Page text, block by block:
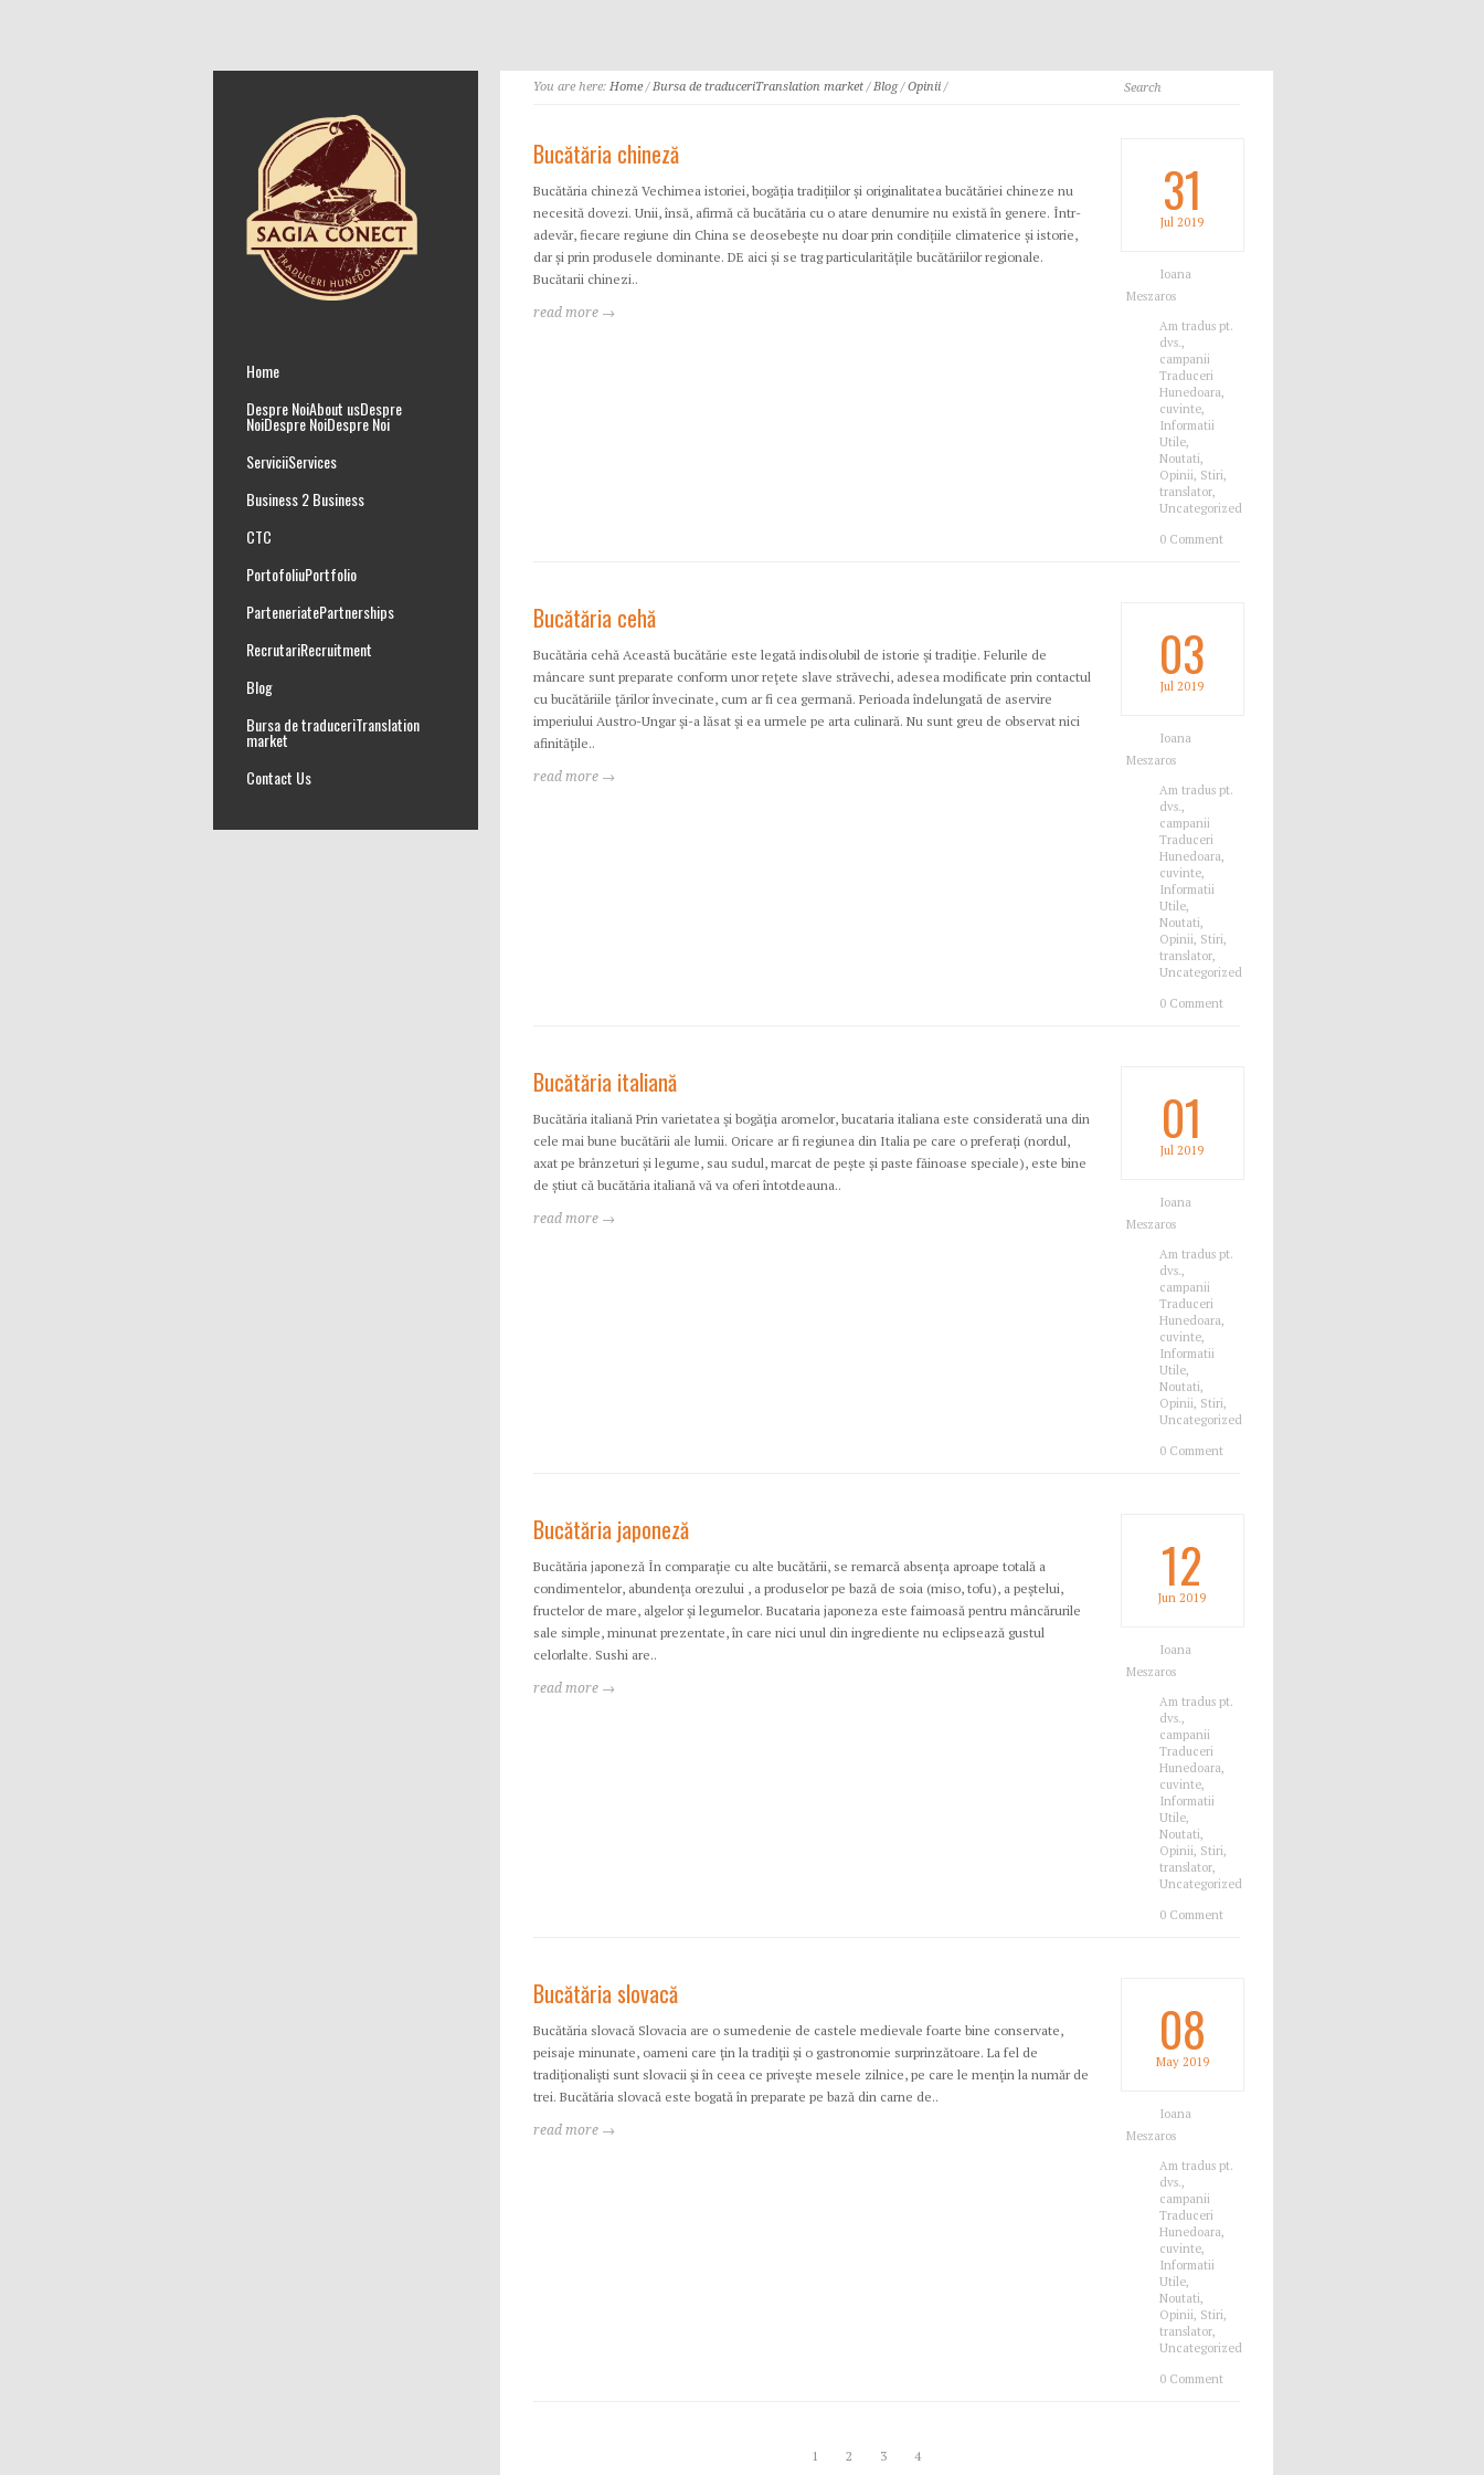
You are here: Home/Bursa de traduceriTranslation market /Blog/Opinii/
Bucătăria chineză
Bucătăria chineză Vechimea istoriei, bogăția tradițiilor și originalitatea bucătăriei chineze nu
necesită dovezi. Unii, însă, afirmă că bucătăria cu o atare denumire nu există în genere. Într-
adevăr, fiecare regiune din China se deosebește nu doar prin condițiile climaterice și istorie,
dar și prin produsele dominante. DE aici și se trag particularitățile bucătăriilor regionale.
Bucătarii chinezi..
read more →
31
Jul 2019
Ioana
Meszaros
Am tradus pt.
dvs.,
campanii
Traduceri
Hunedoara,
cuvinte,
Informatii
Utile,
Noutati,
Opinii, Stiri,
translator,
Uncategorized
0 Comment
Bucătăria cehă
Bucătăria cehă Această bucătărie este legată indisolubil de istorie şi tradiţie. Felurile de
mâncare sunt preparate conform unor reţete slave străvechi, adesea modificate prin contactul
cu bucătăriile ţărilor învecinate, cum ar fi cea germană. Perioada îndelungată de aservire
imperiului Austro-Ungar şi-a lăsat şi ea urmele pe arta culinară. Nu sunt greu de observat nici
afinităţile..
read more →
03
Jul 2019
Ioana
Meszaros
Am tradus pt.
dvs.,
campanii
Traduceri
Hunedoara,
cuvinte,
Informatii
Utile,
Noutati,
Opinii, Stiri,
translator,
Uncategorized
0 Comment
Bucătăria italiană
Bucătăria italiană Prin varietatea şi bogăţia aromelor, bucataria italiana este considerată una din
cele mai bune bucătării ale lumii. Oricare ar fi regiunea din Italia pe care o preferați (nordul,
axat pe brânzeturi și legume, sau sudul, marcat de pește și paste făinoase speciale), este bine
de știut că bucătăria italiană vă va oferi întotdeauna..
read more →
01
Jul 2019
Ioana
Meszaros
Am tradus pt.
dvs.,
campanii
Traduceri
Hunedoara,
cuvinte,
Informatii
Utile,
Noutati,
Opinii, Stiri,
Uncategorized
0 Comment
Bucătăria japoneză
Bucătăria japoneză În comparaţie cu alte bucătării, se remarcă absenţa aproape totală a
condimentelor, abundenţa orezului , a produselor pe bază de soia (miso, tofu), a peştelui,
fructelor de mare, algelor şi legumelor. Bucataria japoneza este faimoasă pentru mâncărurile
sale simple, minunat prezentate, în care nici unul din ingrediente nu eclipsează gustul
celorlalte. Sushi are..
read more →
12
Jun 2019
Ioana
Meszaros
Am tradus pt.
dvs.,
campanii
Traduceri
Hunedoara,
cuvinte,
Informatii
Utile,
Noutati,
Opinii, Stiri,
translator,
Uncategorized
0 Comment
Bucătăria slovacă
Bucătăria slovacă Slovacia are o sumedenie de castele medievale foarte bine conservate,
peisaje minunate, oameni care ţin la tradiţii şi o gastronomie surprinzătoare. La fel de
tradiţionalişti sunt slovacii şi în ceea ce priveşte mesele zilnice, pe care le menţin la număr de
trei. Bucătăria slovacă este bogată în preparate pe bază din carne de..
read more →
08
May 2019
Ioana
Meszaros
Am tradus pt.
dvs.,
campanii
Traduceri
Hunedoara,
cuvinte,
Informatii
Utile,
Noutati,
Opinii, Stiri,
translator,
Uncategorized
0 Comment
1 2 3 4
Home
Despre NoiAbout usDespre
NoiDespre NoiDespre Noi
ServiciiServices
Business 2 Business
CTC
PortofoliuPortfolio
ParteneriatePartnerships
RecrutariRecruitment
Blog
Bursa de traduceriTranslation
market
Contact Us